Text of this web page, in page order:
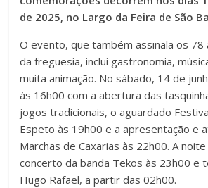
de 2025, no Largo da Feira de São
O evento, que também assinala os 78
da freguesia, inclui gastronomia,
muita animação. No sábado, 14 de
às 16h00 com a abertura das
jogos tradicionais, o aguardado
Espeto às 19h00 e a apresentação e
Marchas de Caxarias às 22h00. A
concerto da banda Tekos às 23h00 e
Hugo Rafael, a partir das 02h00.